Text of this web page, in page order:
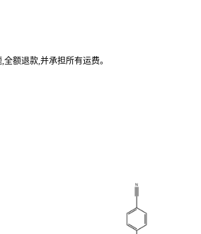
,全额退款,并承担所有运费。